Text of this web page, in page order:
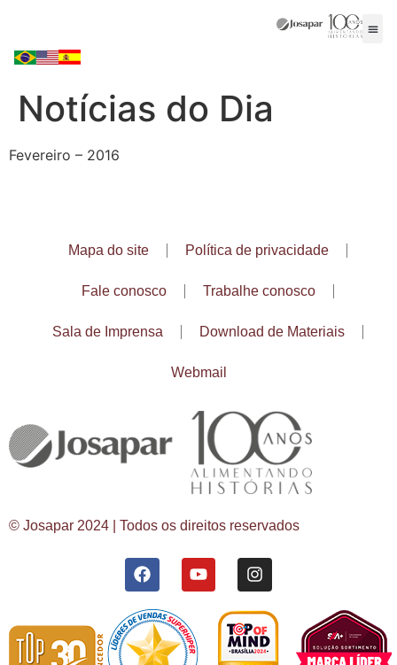
Notícias do Dia
Fevereiro – 2016
Mapa do site Política de privacidade
Fale conosco Trabalhe conosco
Sala de Imprensa Download de Materiais
Webmail
© Josapar 2024 | Todos os direitos reservados